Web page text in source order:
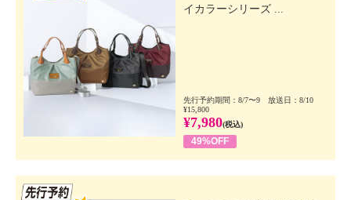
イカラーシリーズ ...
先行予約期間：8/7〜9 放送日：8/10
¥15,800
¥7,980(税込)
49%OFF